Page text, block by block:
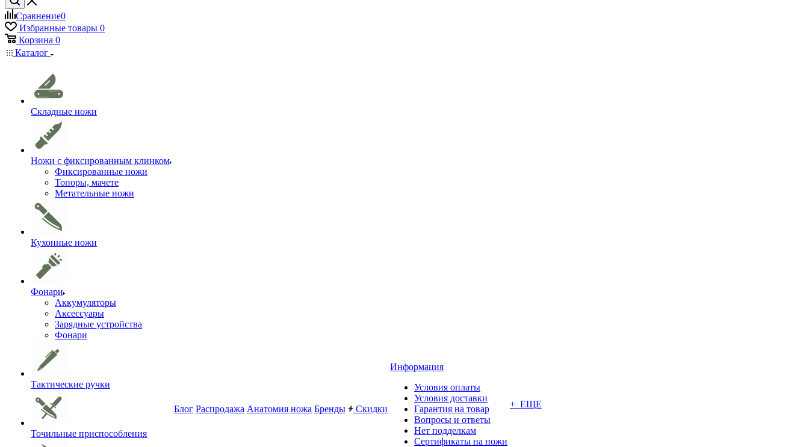
Сравнение0
Избранные товары 0
Корзина 0
Каталог
Складные ножи
Ножи с фиксированным клинком
Фиксированные ножи
Топоры, мачете
Метательные ножи
Кухонные ножи
Фонари
Аккумуляторы
Аксессуары
Зарядные устройства
Фонари
Тактические ручки
Точильные приспособления
Блог Распродажа Анатомия ножа Бренды Скидки
Информация
Условия оплаты
Условия доставки
Гарантия на товар
Вопросы и ответы
Нет подделкам
Сертификаты на ножи
+ ЕЩЕ